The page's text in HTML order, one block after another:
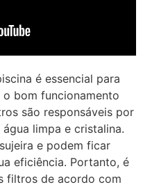
é essencial para
bom funcionamento
são responsáveis por
limpa e cristalina.
e podem ficar
eficiência. Portanto, é
filtros de acordo com